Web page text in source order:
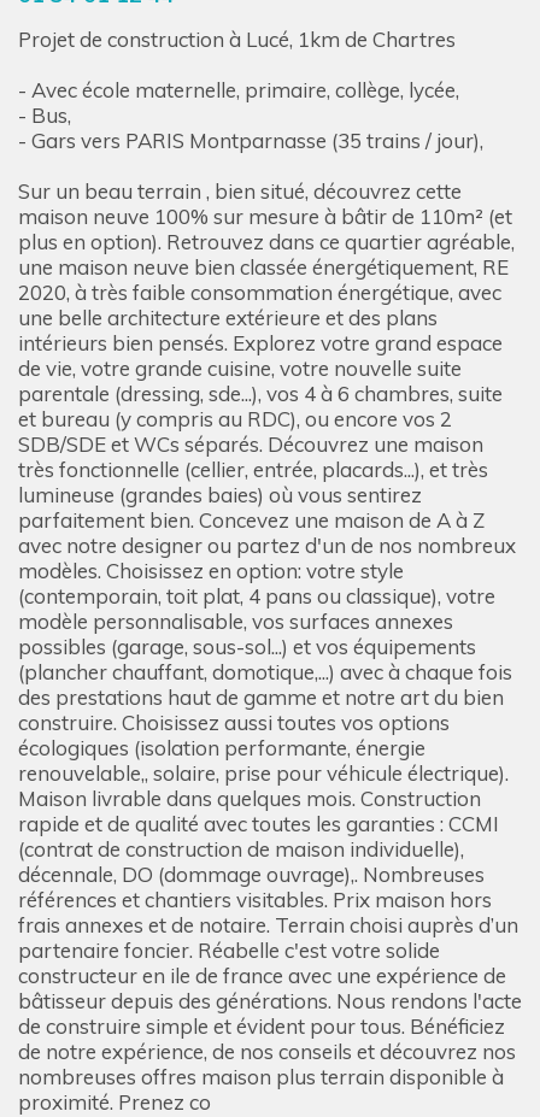
Projet de construction à Lucé, 1km de Chartres
- Avec école maternelle, primaire, collège, lycée,
- Bus,
- Gars vers PARIS Montparnasse (35 trains / jour),
Sur un beau terrain , bien situé, découvrez cette
maison neuve 100% sur mesure à bâtir de 110m² (et
plus en option). Retrouvez dans ce quartier agréable,
une maison neuve bien classée énergétiquement, RE
2020, à très faible consommation énergétique, avec
une belle architecture extérieure et des plans
intérieurs bien pensés. Explorez votre grand espace
de vie, votre grande cuisine, votre nouvelle suite
parentale (dressing, sde...), vos 4 à 6 chambres, suite
et bureau (y compris au RDC), ou encore vos 2
SDB/SDE et WCs séparés. Découvrez une maison
très fonctionnelle (cellier, entrée, placards...), et très
lumineuse (grandes baies) où vous sentirez
parfaitement bien. Concevez une maison de A à Z
avec notre designer ou partez d'un de nos nombreux
modèles. Choisissez en option: votre style
(contemporain, toit plat, 4 pans ou classique), votre
modèle personnalisable, vos surfaces annexes
possibles (garage, sous-sol...) et vos équipements
(plancher chauffant, domotique,...) avec à chaque fois
des prestations haut de gamme et notre art du bien
construire. Choisissez aussi toutes vos options
écologiques (isolation performante, énergie
renouvelable,, solaire, prise pour véhicule électrique).
Maison livrable dans quelques mois. Construction
rapide et de qualité avec toutes les garanties : CCMI
(contrat de construction de maison individuelle),
décennale, DO (dommage ouvrage),. Nombreuses
références et chantiers visitables. Prix maison hors
frais annexes et de notaire. Terrain choisi auprès d’un
partenaire foncier. Réabelle c'est votre solide
constructeur en ile de france avec une expérience de
bâtisseur depuis des générations. Nous rendons l'acte
de construire simple et évident pour tous. Bénéficiez
de notre expérience, de nos conseils et découvrez nos
nombreuses offres maison plus terrain disponible à
proximité. Prenez co